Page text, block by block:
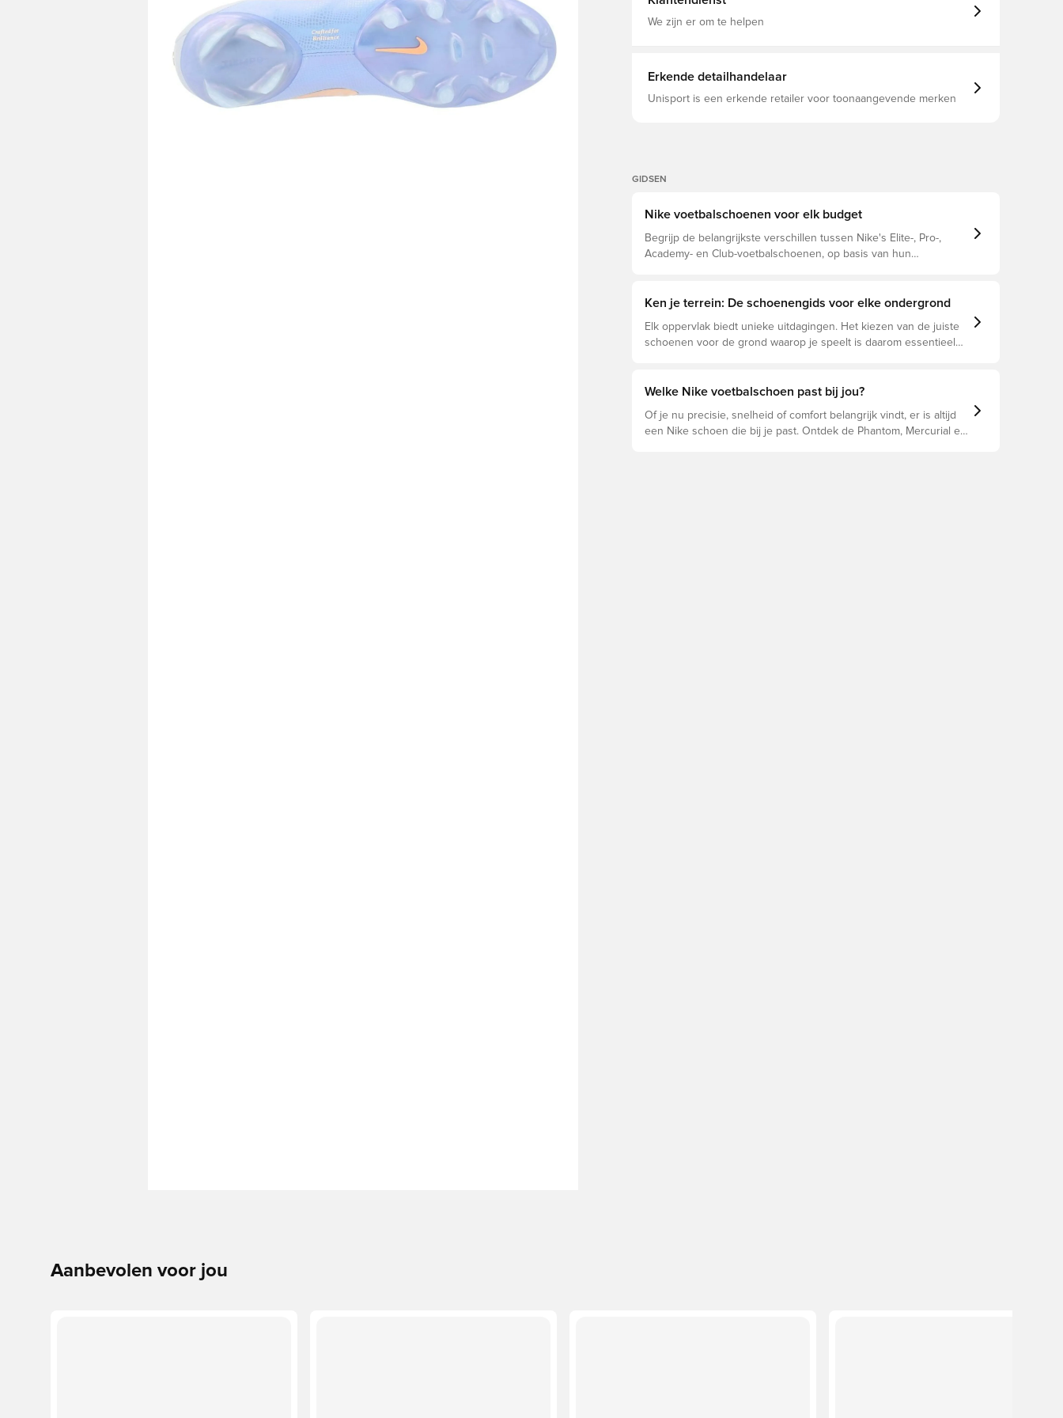
balaanraking en comfort in alle omstandigheden De
wendingen en zelfverzekerde acceleratie Een intern chassis
houdt je stabiel en dicht bij de bal, gecombineerd met een
geïntegreerde gebreide kraag die je voet vastzet voor
We zijn er om te helpen
Erkende detailhandelaar
Unisport is een erkende retailer voor toonaangevende merken
GIDSEN
Nike voetbalschoenen voor elk budget
Begrijp de belangrijkste verschillen tussen Nike's Elite-, Pro-,
Academy- en Club-voetbalschoenen, op basis van hun
Ken je terrein: De schoenengids voor elke ondergrond
Elk oppervlak biedt unieke uitdagingen. Het kiezen van de juiste
schoenen voor de grond waarop je speelt is daarom essentieel
schoenen de beste keuze zijn voor de verschillende
Welke Nike voetbalschoen past bij jou?
Of je nu precisie, snelheid of comfort belangrijk vindt, er is altijd
een Nike schoen die bij je past. Ontdek de Phantom, Mercurial en
Aanbevolen voor jou